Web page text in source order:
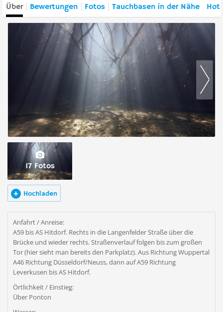
Über Bewertungen Fotos Tauchbasen in der Nähe
17 Fotos
Hochladen
Anfahrt / Anreise:
A59 bis AS Hitdorf. Rechts in die Langenfelder Straße über die
Brücke und wieder rechts. Straßenverlauf folgen bis zum großen
Tor (hier sieht man bereits den Parkplatz). Aus Richtung Wuppertal
A46 Richtung Düsseldorf/Neuss, dann auf A59 Richtung
Leverkusen bis AS Hitdorf.
Örtlichkeit / Einstieg:
Über Ponton